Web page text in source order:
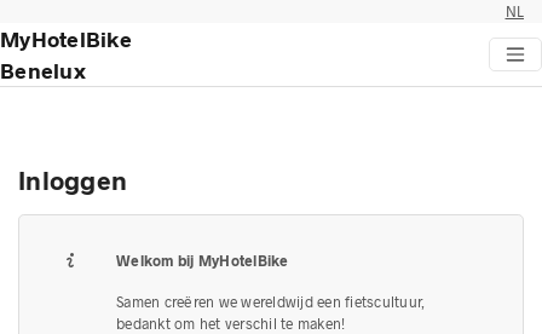
NL
MyHotelBike
Benelux
Inloggen
Welkom bij MyHotelBike
Samen creëren we wereldwijd een fietscultuur,
bedankt om het verschil te maken!